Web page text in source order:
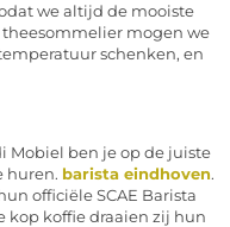
we altijd de mooiste
theesommelier mogen we
schenken, en
Mobiel ben je op de juiste
huren. barista eindhoven.
officiële SCAE Barista
kop koffie draaien zij hun